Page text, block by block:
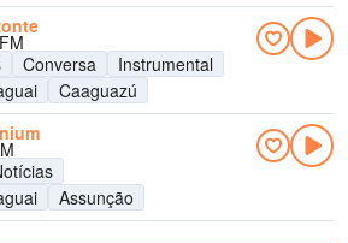
Conversa
Instrumental
Caaguazú
Assunção